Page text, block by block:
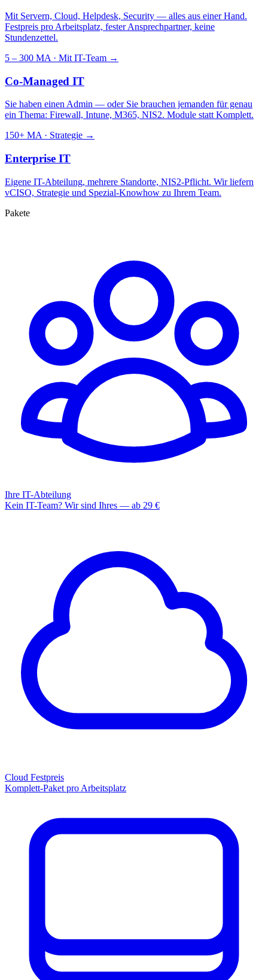
Mit Servern, Cloud, Helpdesk, Security — alles aus einer Hand.
Festpreis pro Arbeitsplatz, fester Ansprechpartner, keine
Stundenzettel.
5 – 300 MA · Mit IT-Team →
Co-Managed IT
Sie haben einen Admin — oder Sie brauchen jemanden für genau
ein Thema: Firewall, Intune, M365, NIS2. Module statt Komplett.
150+ MA · Strategie →
Enterprise IT
Eigene IT-Abteilung, mehrere Standorte, NIS2-Pflicht. Wir liefern
vCISO, Strategie und Spezial-Knowhow zu Ihrem Team.
Pakete
Ihre IT-Abteilung
Kein IT-Team? Wir sind Ihres — ab 29 €
Cloud Festpreis
Komplett-Paket pro Arbeitsplatz